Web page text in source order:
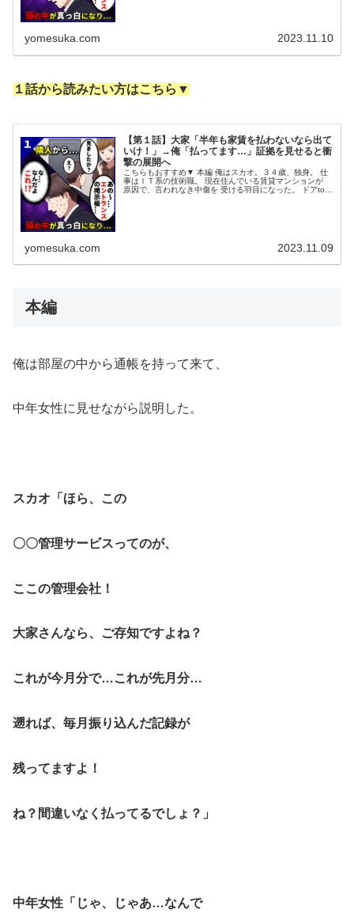
yomesuka.com 2023.11.10
１話から読みたい方はこちら▼
【第１話】大家「半年も家賃を払わないなら出て
いけ！」→俺「払ってます…」証拠を見せると衝
撃の展開へ
こちらもおすすめ▼ 本編 俺はスカオ。３４歳、独身。 仕
事はＩＴ系の技術職。 現在住んでいる賃貸マンションが
原因で、言われなき中傷を 受ける羽目になった。 ドアtoド
yomesuka.com 2023.11.09
本編
俺は部屋の中から通帳を持って来て、
中年女性に見せながら説明した。
スカオ「ほら、この
〇〇管理サービスってのが、
ここの管理会社！
大家さんなら、ご存知ですよね？
これが今月分で…これが先月分…
遡れば、毎月振り込んだ記録が
残ってますよ！
ね？間違いなく払ってるでしょ？」
中年女性「じゃ、じゃあ…なんで